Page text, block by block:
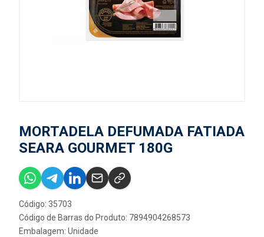
MORTADELA DEFUMADA FATIADA
SEARA GOURMET 180G
Código: 35703
Código de Barras do Produto: 7894904268573
Embalagem: Unidade